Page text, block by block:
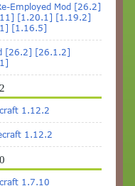
Employed Mod [26.2]
[1.20.1] [1.19.2]
[1.16.5]
[26.2] [26.1.2]
1.12.2
1.12.2
1.7.10